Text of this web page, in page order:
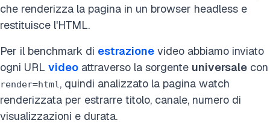
che renderizza la pagina in un browser headless e
restituisce l'HTML.
Per il benchmark di estrazione video abbiamo inviato
ogni URL video attraverso la sorgente universale con
render=html , quindi analizzato la pagina watch
renderizzata per estrarre titolo, canale, numero di
visualizzazioni e durata.